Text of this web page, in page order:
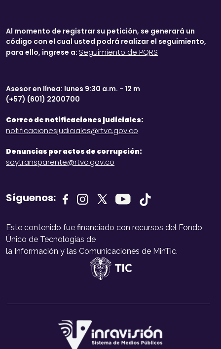
Al momento de registrar su petición, se generará un
código con el cual usted podrá realizar el seguimiento,
para ello, ingrese a: Seguimiento de PQRS
Asesor en línea: lunes 9:30 a.m. - 12 m
(+57) (601) 2200700
Correo de notificaciones judiciales:
notificacionesjudiciales@rtvc.gov.co
Denuncias por actos de corrupción:
soytransparente@rtvc.gov.co
Síguenos:
Este contenido fue financiado con recursos del Fondo
Único de Tecnologías de
la Información y las Comunicaciones de MinTic.